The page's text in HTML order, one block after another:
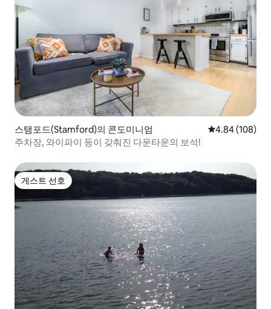
스탬포드(Stamford)의 콘도미니엄 평점 4.84점(5
4.84 (108)
주차장, 와이파이 등이 갖춰진 다운타운의 보석!
게스트 선호
게스트 선호